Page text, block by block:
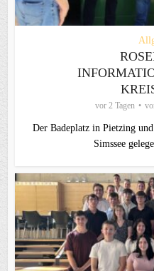
vor 2 Tagen
Der Badeplatz in Pietzing
Simssee